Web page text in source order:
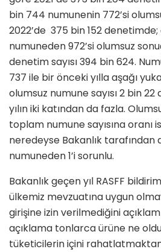
bin 744 numunenin 772’si
2022’de 375 bin 152 denetimde;
numuneden 972’si olumsuz
denetim sayısı 394 bin 624.
737 ile bir önceki yılla aşağı
olumsuz numune sayısı 2 bin
yılın iki katından da fazla.
toplam numune sayısına oranı
neredeyse Bakanlık tarafından
numuneden 1’i sorunlu.
Bakanlık geçen yıl RASFF
ülkemiz mevzuatına uygun
girişine izin verilmediğini
açıklama tonlarca ürüne ne
tüketicilerin içini